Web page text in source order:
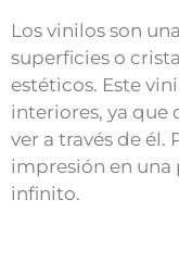
Los vinilos son
superficies o
estéticos. Este
interiores, ya que
ver a través de él.
impresión en una
infinito.